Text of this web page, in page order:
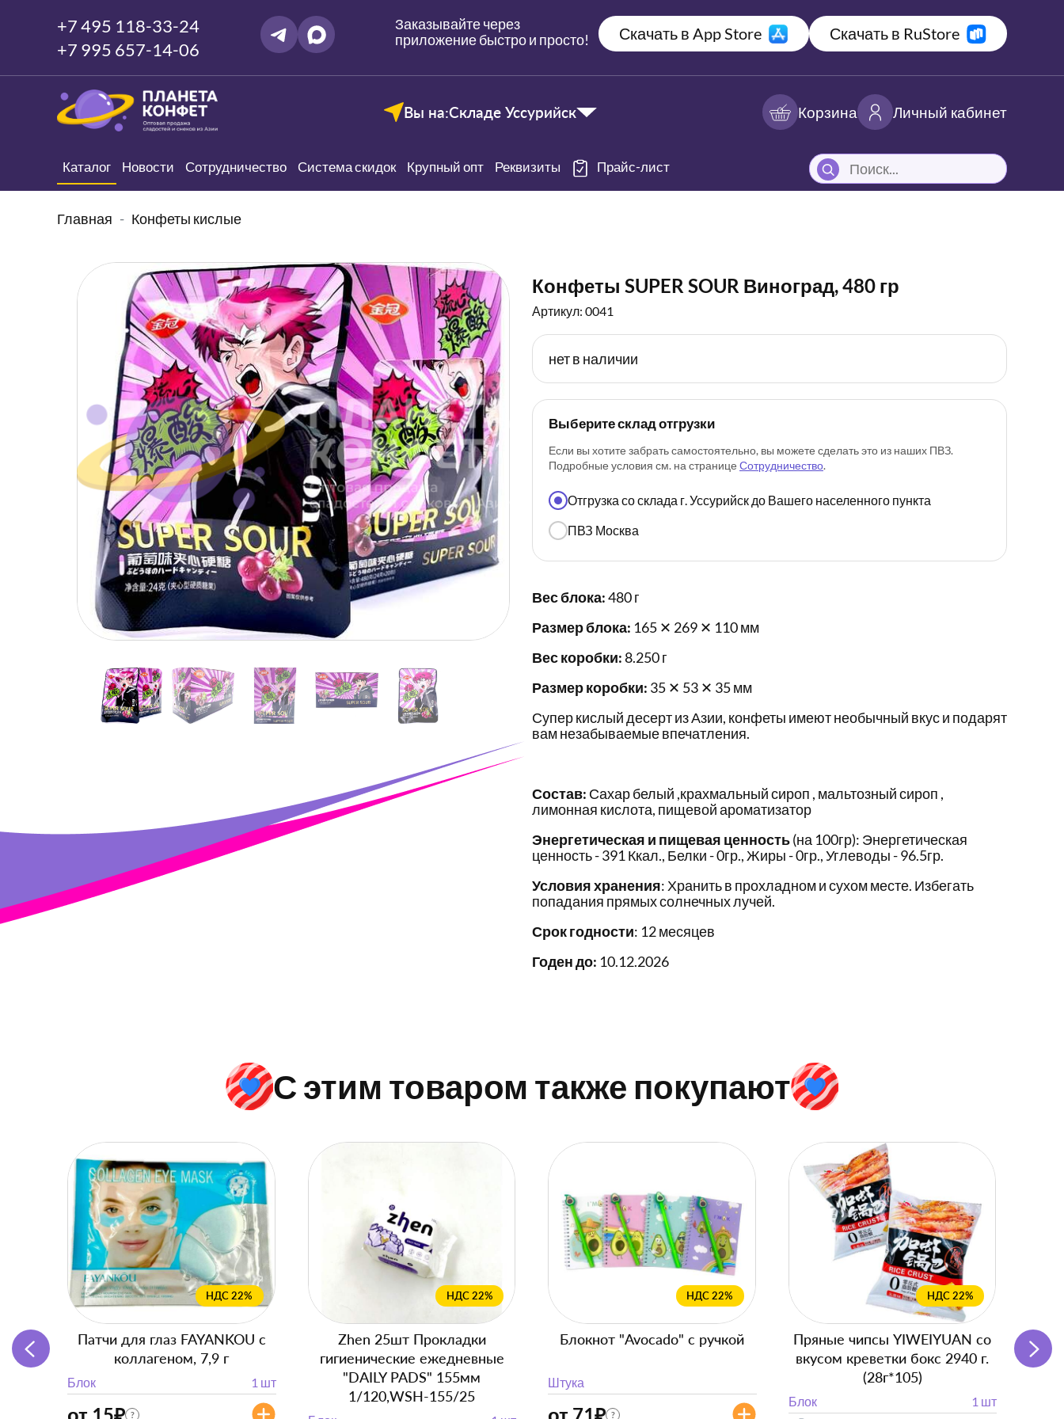
+7 495 118-33-24
+7 995 657-14-06
Заказывайте через
приложение быстро и просто!
Скачать в App Store Скачать в RuStore
Вы на:Складе Уссурийск Корзина Личный кабинет
Каталог Новости Сотрудничество Система скидок Крупный опт Реквизиты Прайс-лист
Главная Конфеты кислые
Конфеты SUPER SOUR Виноград, 480 гр
Артикул: 0041
нет в наличии
Выберите склад отгрузки
Если вы хотите забрать самостоятельно, вы можете сделать это из наших ПВЗ.
Подробные условия см. на странице Сотрудничество.
Отгрузка со склада г. Уссурийск до Вашего населенного пункта
ПВЗ Москва
Вес блока:480 г
Размер блока: 165 ✕ 269 ✕ 110 мм
Вес коробки:8.250 г
Размер коробки: 35 ✕ 53 ✕ 35 мм
Супер кислый десерт из Азии, конфеты имеют необычный вкус и подарят
вам незабываемые впечатления.
Состав: Сахар белый ,крахмальный сироп , мальтозный сироп ,
лимонная кислота, пищевой ароматизатор
Энергетическая и пищевая ценность(на 100гр): Энергетическая
ценность - 391 Ккал., Белки - 0гр., Жиры - 0гр., Углеводы - 96.5гр.
Условия хранения: Хранить в прохладном и сухом месте. Избегать
попадания прямых солнечных лучей.
Срок годности: 12 месяцев
Годен до: 10.12.2026
С этим товаром также покупают
НДС 22%
Патчи для глаз FAYANKOU с
коллагеном, 7,9 г
Блок 1 шт
?
НДС 22%
Zhen 25шт Прокладки
гигиенические ежедневные
"DAILY PADS" 155мм
1/120,WSH-155/25
НДС 22%
Блокнот "Avocado" с ручкой
Штука
?
НДС 22%
Пряные чипсы YIWEIYUAN со
вкусом креветки бокс 2940 г.
(28г*105)
Блок
1 шт